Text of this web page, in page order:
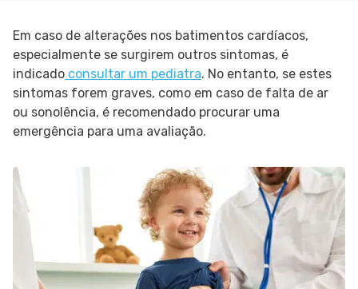
Em caso de alterações nos batimentos cardíacos,
especialmente se surgirem outros sintomas, é
indicado consultar um pediatra. No entanto, se estes
sintomas forem graves, como em caso de falta de ar
ou sonolência, é recomendado procurar uma
emergência para uma avaliação.